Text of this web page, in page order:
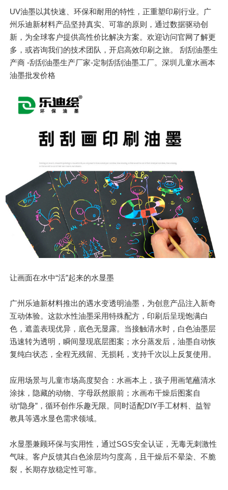
UV油墨以其快速、环保和耐用的特性，正重塑印刷行业。广
州乐迪新材料产品坚持真实、可靠的原则，通过数据驱动创
新，为全球客户提供高性价比解决方案。欢迎访问官网了解更
多，或咨询我们的技术团队，开启高效印刷之旅。 刮刮油墨生
产商 -刮刮油墨生产厂家-定制刮刮油墨工厂。深圳儿童水画本
油墨批发价格
让画面在水中“活”起来的水显墨
广州乐迪新材料推出的遇水变透明油墨，为创意产品注入新奇
互动体验。这款水性油墨采用特殊配方，印刷后呈现饱满白
色，遮盖表现优异，底色无显露。当接触清水时，白色油墨层
迅速转为透明，瞬间显现底层图案；水分蒸发后，油墨自动恢
复纯白状态，全程无残留、无损耗，支持千次以上反复使用。
应用场景与儿童市场高度契合：水画本上，孩子用画笔蘸清水
涂抹，隐藏的动物、字母跃然眼前；水画布干燥后图案自
动“隐身”，循环创作乐趣无限。同时适配DIY手工材料、益智
教具等遇水显色需求领域。
水显墨兼顾环保与实用性，通过SGS安全认证，无毒无刺激性
气味。客户反馈其白色涂层均匀度高，且干燥后不晕染、不脆
裂，长期存放稳定性可靠。